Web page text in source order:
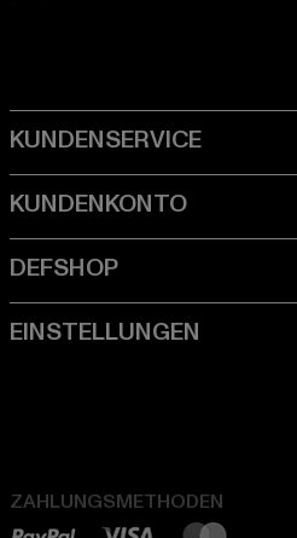
ZAHLUNGSMETHODEN